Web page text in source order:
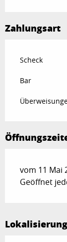
Zahlungsart
Scheck
Bar
vom 11 Mai
Geöffnet
Lokalisierung